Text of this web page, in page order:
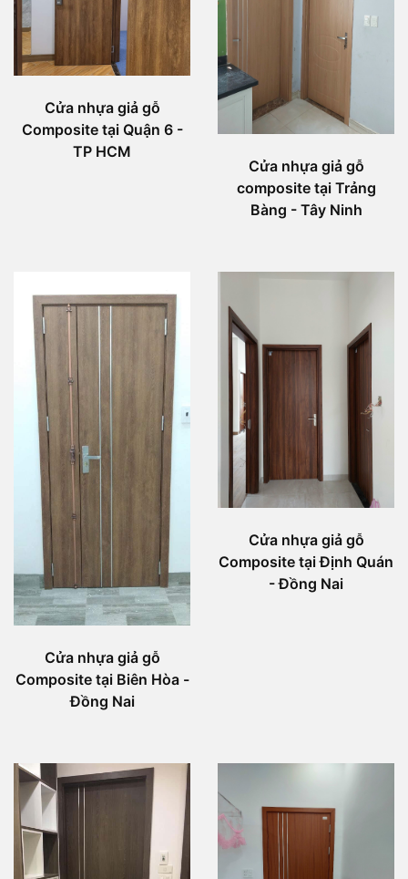
Cửa nhựa giả gỗ
Composite tại Quận 6 -
TP HCM
Cửa nhựa giả gỗ
composite tại Trảng
Bàng - Tây Ninh
Cửa nhựa giả gỗ
Composite tại Biên Hòa -
Đồng Nai
Cửa nhựa giả gỗ
Composite tại Định Quán
- Đồng Nai